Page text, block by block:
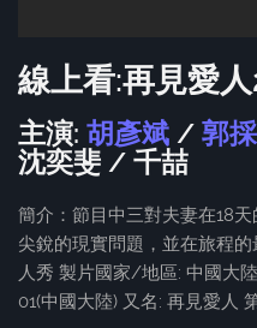
線上看:再見愛
主演: 胡彥斌 / 郭
沈奕斐 / 千喆
簡介：節目中三對夫妻在18
尖銳的現實問題，並在旅程
人秀 製片國家/地區: 中國大
01(中國大陸) 又名: 再見愛人